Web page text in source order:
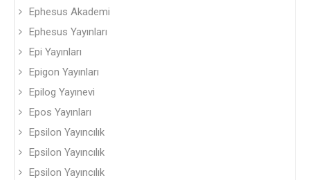
Ephesus Akademi
Ephesus Yayınları
Epi Yayınları
Epigon Yayınları
Epilog Yayınevi
Epos Yayınları
Epsilon Yayıncılık
Epsilon Yayıncılık
Epsilon Yayıncılık